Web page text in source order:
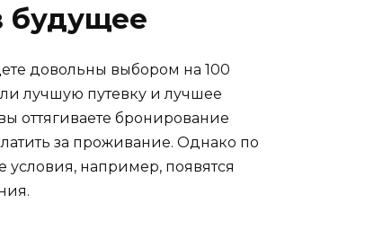
будущее
довольны выбором на 100
лучшую путевку и лучшее
оттягиваете бронирование
за проживание. Однако по
например, появятся